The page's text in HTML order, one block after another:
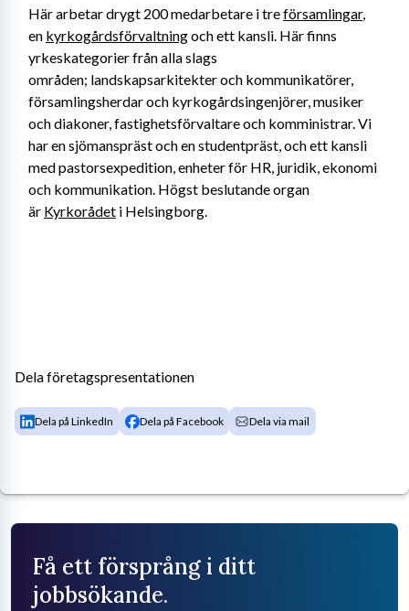
Här arbetar drygt 200 medarbetare i tre församlingar,
en kyrkogårdsförvaltning och ett kansli. Här finns
yrkeskategorier från alla slags
områden; landskapsarkitekter och kommunikatörer,
församlingsherdar och kyrkogårdsingenjörer, musiker
och diakoner, fastighetsförvaltare och komministrar. Vi
har en sjömanspräst och en studentpräst, och ett kansli
med pastorsexpedition, enheter för HR, juridik, ekonomi
och kommunikation. Högst beslutande organ
är Kyrkorådet i Helsingborg.
Dela företagspresentationen
Dela på LinkedIn Dela på Facebook Dela via mail
Få ett försprång i ditt
jobbsökande.